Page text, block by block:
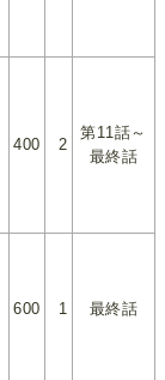
400 2
第11話～
最終話
600 1 最終話